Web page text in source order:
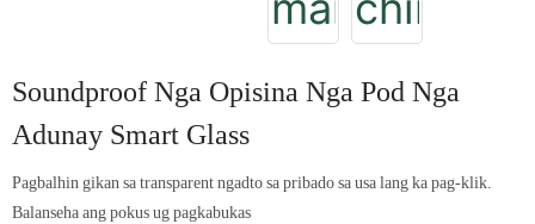
Soundproof Nga Opisina Nga Pod Nga
Adunay Smart Glass
Pagbalhin gikan sa transparent ngadto sa pribado sa usa lang ka pag-klik.
Balanseha ang pokus ug pagkabukas